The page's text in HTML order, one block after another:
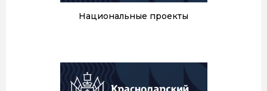
Национальные проекты